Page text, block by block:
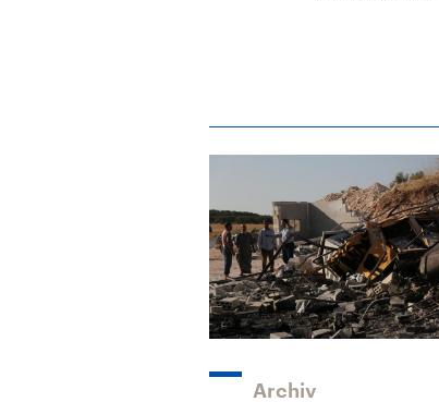
Archiv